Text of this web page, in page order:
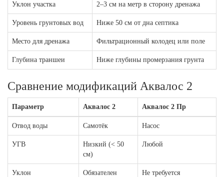
Уклон участка 2–3 см на метр в сторону дренажа
Уровень грунтовых вод Ниже 50 см от дна септика
Место для дренажа Фильтрационный колодец или поле
Глубина траншеи Ниже глубины промерзания грунта
Сравнение модификаций Аквалос 2
Параметр Аквалос 2 Аквалос 2 Пр
Отвод воды Самотёк Насос
УГВ
Низкий (< 50
см)
Любой
Уклон Обязателен Не требуется